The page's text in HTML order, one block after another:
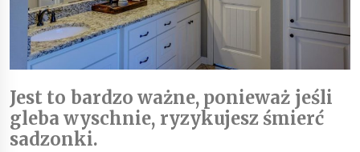
Jest to bardzo ważne, ponieważ jeśli
gleba wyschnie, ryzykujesz śmierć
sadzonki.